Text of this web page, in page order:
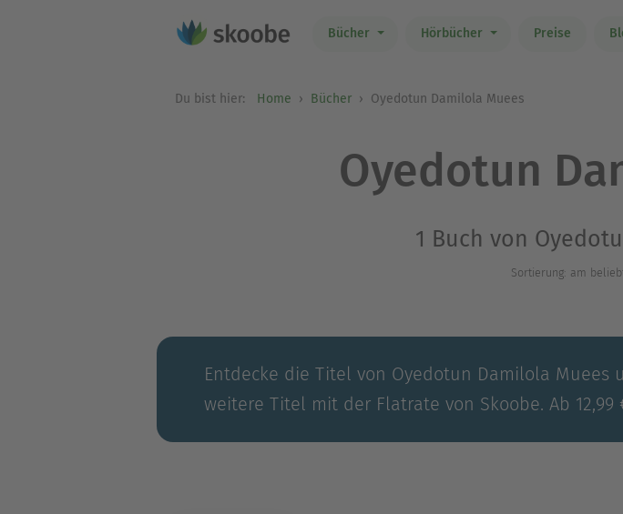
Bücher Hörbücher Preise
Du bist hier: Home Bücher Oyedotun Damilola Muees
Oyedotun
1 Buch von
Sortierung: am
Entdecke die Titel von Oyedotun Damilola Muees
weitere Titel mit der Flatrate von Skoobe. Ab 12,99